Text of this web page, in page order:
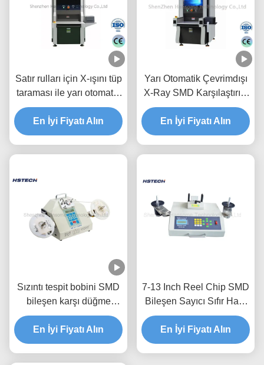
Satır rulları için X-ışını tüp
taraması ile yarı otomatik
çevrimdışı SMD bileşen
sayıcısı
En İyi Fiyatı Alın
Yarı Otomatik Çevrimdışı
X-Ray SMD Karşılaştırıcı
Bileşenler Karşılaştırıcı
80KV Kapalı X-Ray Tüpü
Alıyor
En İyi Fiyatı Alın
Sızıntı tespit bobini SMD
bileşen karşı düğme
kontrol etiket baskı
En İyi Fiyatı Alın
7-13 Inch Reel Chip SMD
Bileşen Sayıcı Sıfır Hata
30W Hafif Ağırlık
En İyi Fiyatı Alın